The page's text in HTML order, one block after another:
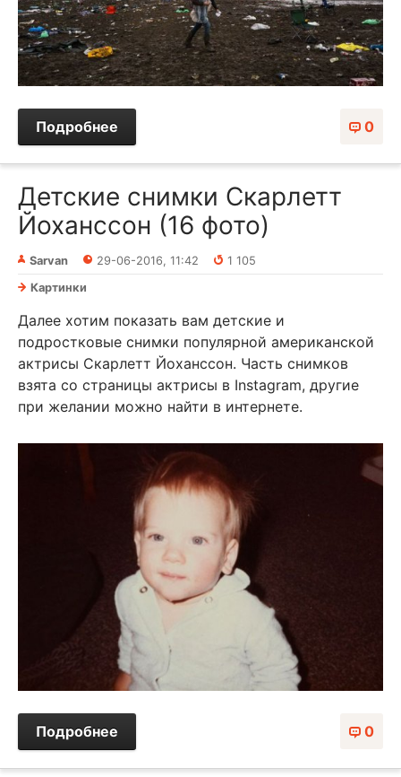
0
Подробнее
Детские снимки Скарлетт
Йоханссон (16 фото)
Sarvan 29-06-2016, 11:42
1 105
Картинки
Далее хотим показать вам детские и
подростковые снимки популярной американской
актрисы Скарлетт Йоханссон. Часть снимков
взята со страницы актрисы в Instagram, другие
при желании можно найти в интернете.
0
Подробнее